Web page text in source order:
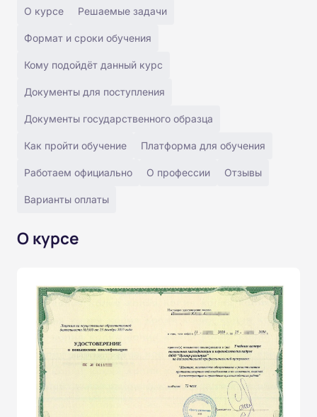
О курсе Решаемые задачи
Формат и сроки обучения
Кому подойдёт данный курс
Документы для поступления
Документы государственного образца
Как пройти обучение Платформа для обучения
Работаем официально О профессии Отзывы
Варианты оплаты
О курсе